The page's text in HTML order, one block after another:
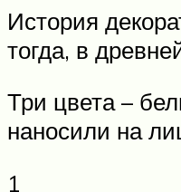
История
тогда, в
Три цвета –
наносили на
1